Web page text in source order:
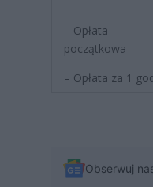
– Opłata
początkowa
– Opłata za 1
Obserwuj